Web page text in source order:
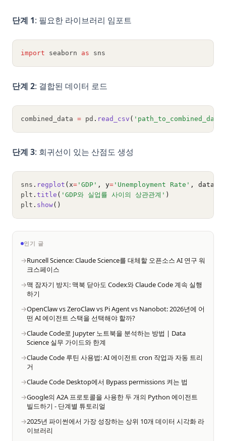
단계 1: 필요한 라이브러리 임포트
import seaborn as sns
단계 2: 결합된 데이터 로드
combined_data = pd . read_csv (
단계 3: 회귀선이 있는 산점도 생성
sns . regplot (x= 'GDP' , y= 'Unemployment Rate' , data
plt . title ( 'GDP와 실업률 사이의 상관관계' )
plt . show()
인기 글
Runcell Science: Claude Science를 대체할 오픈소스 AI 연구 워
크스페이스
맥 잠자기 방지: 맥북 닫아도 Codex와 Claude Code 계속 실행
하기
OpenClaw vs ZeroClaw vs Pi Agent vs Nanobot: 2026년에 어
떤 AI 에이전트 스택을 선택해야 할까?
Claude Code로 Jupyter 노트북을 분석하는 방법 | Data
Science 실무 가이드와 한계
Claude Code 루틴 사용법: AI 에이전트 cron 작업과 자동 트리
거
Claude Code Desktop에서 Bypass permissions 켜는 법
Google의 A2A 프로토콜을 사용한 두 개의 Python 에이전트
빌드하기 - 단계별 튜토리얼
2025년 파이썬에서 가장 성장하는 상위 10개 데이터 시각화 라
이브러리